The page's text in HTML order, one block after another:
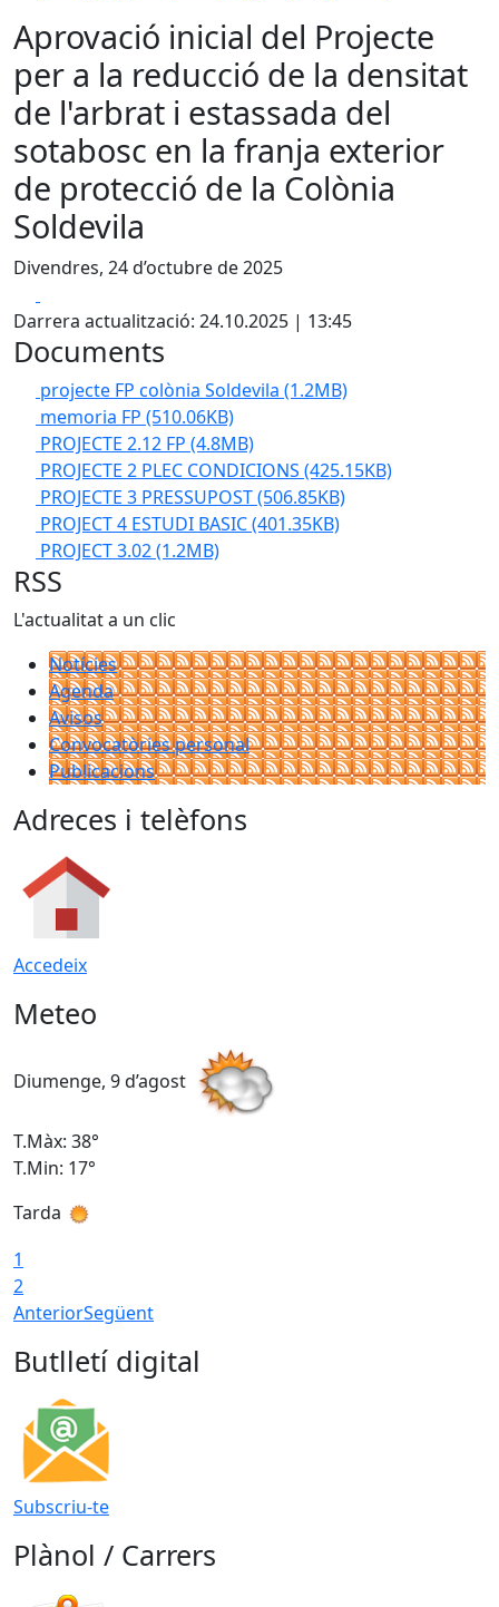
Aprovació inicial del Projecte
per a la reducció de la densitat
de l'arbrat i estassada del
sotabosc en la franja exterior
de protecció de la Colònia
Soldevila
Divendres, 24 d’octubre de 2025
Darrera actualització: 24.10.2025 | 13:45
Documents
projecte FP colònia Soldevila (1.2MB)
memoria FP (510.06KB)
PROJECTE 2.12 FP (4.8MB)
PROJECTE 2 PLEC CONDICIONS (425.15KB)
PROJECTE 3 PRESSUPOST(506.85KB)
PROJECT 4 ESTUDI BASIC(401.35KB)
PROJECT 3.02(1.2MB)
RSS
L'actualitat a un clic
Notícies
Agenda
Avisos
Convocatòries personal
Publicacions
Adreces i telèfons
Accedeix
Meteo
Diumenge, 9 d’agost
T.Màx: 38°
T.Min: 17°
Tarda
1
2
AnteriorSegüent
Butlletí digital
Subscriu-te
Plànol / Carrers